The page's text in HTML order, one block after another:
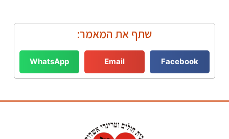
שתף את המאמר:
Facebook
Email
WhatsApp